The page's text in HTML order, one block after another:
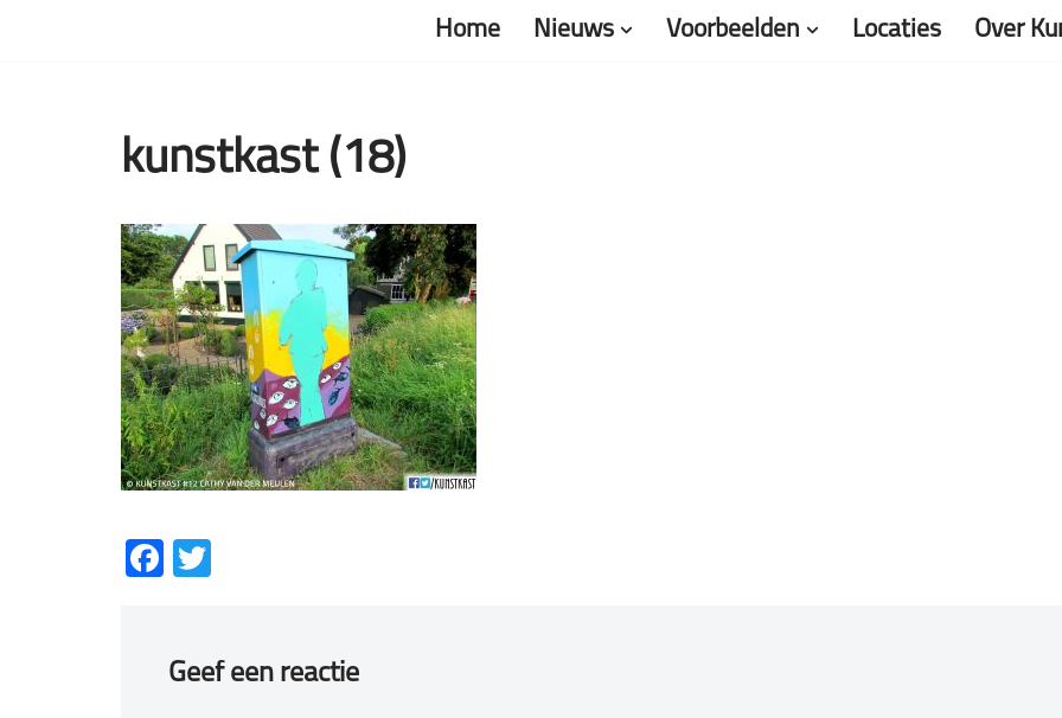
Home Nieuws Voorbeelden Locaties Over
kunstkast (18)
Facebook
Geef een reactie